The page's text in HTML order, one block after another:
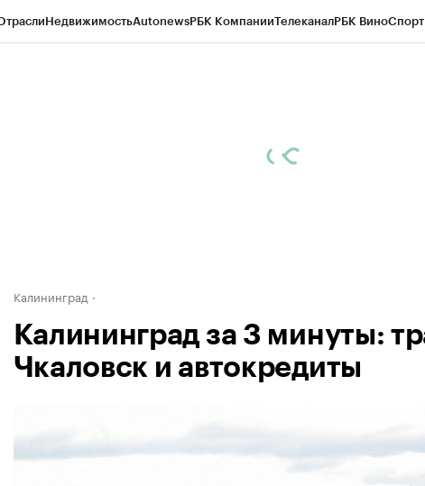
НедвижимостьAutonewsРБК КомпанииТелеканалРБК ВиноСпорт
Калининград
Калининград за 3 минуты:
Чкаловск и автокредиты